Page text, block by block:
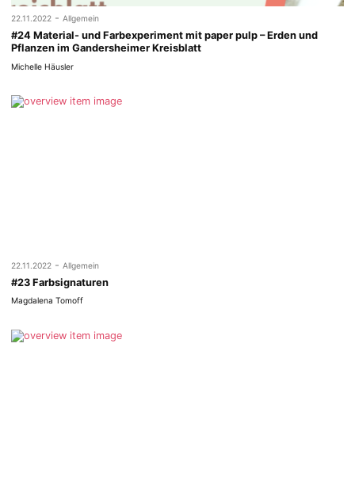
22.11.2022 - Allgemein
#24 Material- und Farbexperiment mit paper pulp – Erden und
Pflanzen im Gandersheimer Kreisblatt
Michelle Häusler
22.11.2022 - Allgemein
#23 Farbsignaturen
Magdalena Tomoff